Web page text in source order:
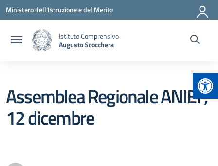
Vai ai contenuti
Vai al menu di navigazione
Vai al footer
Ministero dell'Istruzione e del Merito
Istituto Comprensivo
Augusto Scocchera
Assemblea Regionale ANIEF,
12 dicembre